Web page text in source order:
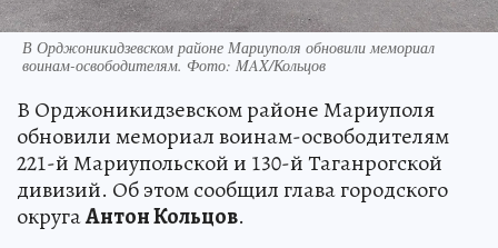
В Орджоникидзевском районе Мариуполя обновили мемориал
воинам-освободителям. Фото: MAX/Кольцов
В Орджоникидзевском районе Мариуполя
обновили мемориал воинам-освободителям
221-й Мариупольской и 130-й Таганрогской
дивизий. Об этом сообщил глава городского
округаАнтон Кольцов.